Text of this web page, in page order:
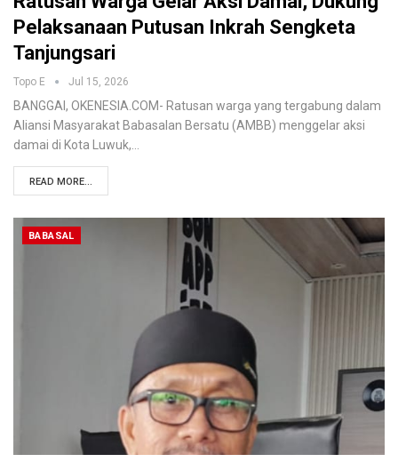
Pelaksanaan Putusan Inkrah Sengketa
Tanjungsari
Topo E Jul 15, 2026
BANGGAI, OKENESIA.COM- Ratusan warga yang tergabung dalam
Aliansi Masyarakat Babasalan Bersatu (AMBB) menggelar aksi
damai di Kota Luwuk,…
READ MORE...
BABASAL